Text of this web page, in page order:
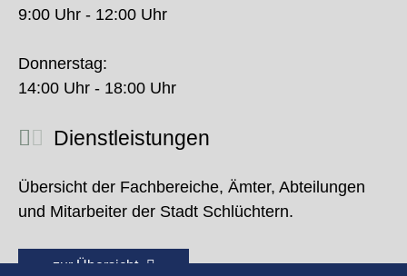
9:00 Uhr - 12:00 Uhr
Donnerstag:
14:00 Uhr - 18:00 Uhr
Dienstleistungen
Übersicht der Fachbereiche, Ämter, Abteilungen
und Mitarbeiter der Stadt Schlüchtern.
zur Übersicht